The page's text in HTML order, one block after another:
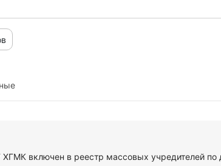
включен в реестр массовых учредителей